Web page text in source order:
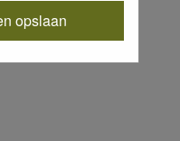
opslaan